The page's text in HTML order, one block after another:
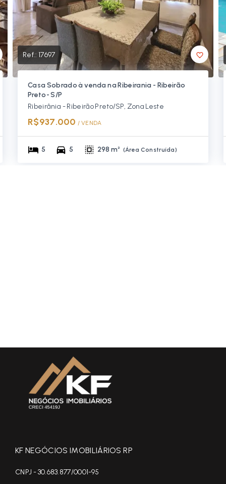
Ref.: 17697
Casa Sobrado à venda na Ribeirania - Ribeirão
Preto- S/P
Ribeirânia - Ribeirão Preto/SP, Zona Leste
R$937.000 / VENDA
5 5 298 m² (Área Construída)
KF NEGÓCIOS IMOBILIÁRIOS RP
CNPJ - 30.683.877/0001-95